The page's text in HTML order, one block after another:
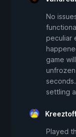
No
peculiar
game
settling
Played